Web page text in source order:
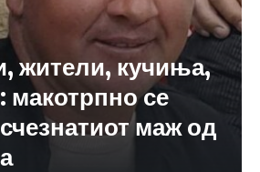
жители, кучиња,
макотрпно се
маж од